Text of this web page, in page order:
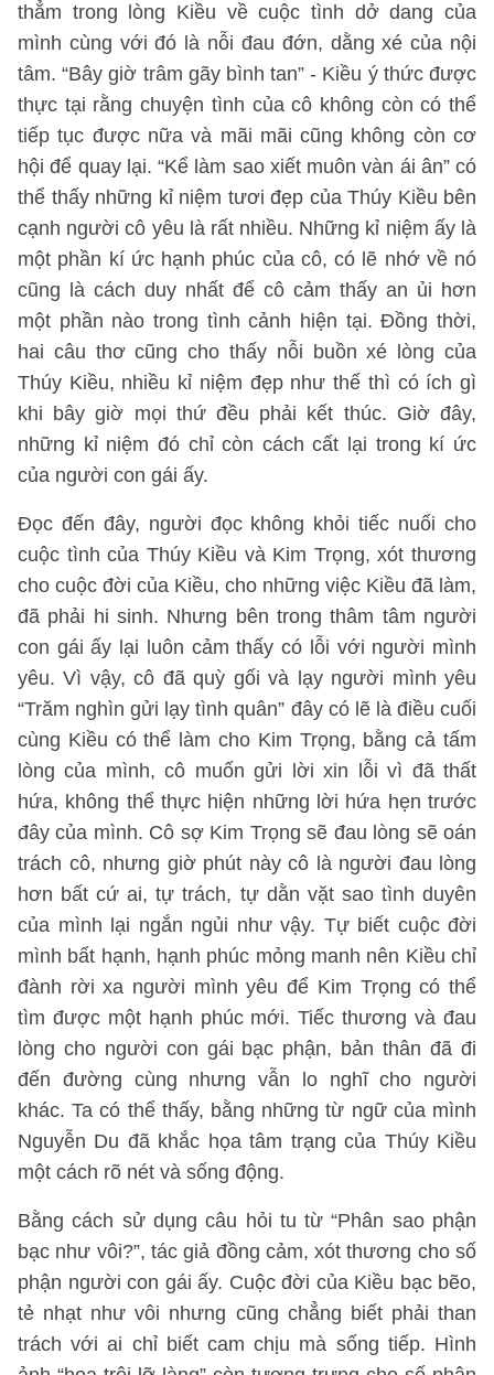
thẳm trong lòng Kiều về cuộc tình dở dang của
mình cùng với đó là nỗi đau đớn, dằng xé của nội
tâm. “Bây giờ trâm gãy bình tan” - Kiều ý thức được
thực tại rằng chuyện tình của cô không còn có thể
tiếp tục được nữa và mãi mãi cũng không còn cơ
hội để quay lại. “Kể làm sao xiết muôn vàn ái ân” có
thể thấy những kỉ niệm tươi đẹp của Thúy Kiều bên
cạnh người cô yêu là rất nhiều. Những kỉ niệm ấy là
một phần kí ức hạnh phúc của cô, có lẽ nhớ về nó
cũng là cách duy nhất để cô cảm thấy an ủi hơn
một phần nào trong tình cảnh hiện tại. Đồng thời,
hai câu thơ cũng cho thấy nỗi buồn xé lòng của
Thúy Kiều, nhiều kỉ niệm đẹp như thế thì có ích gì
khi bây giờ mọi thứ đều phải kết thúc. Giờ đây,
những kỉ niệm đó chỉ còn cách cất lại trong kí ức
của người con gái ấy.
Đọc đến đây, người đọc không khỏi tiếc nuối cho
cuộc tình của Thúy Kiều và Kim Trọng, xót thương
cho cuộc đời của Kiều, cho những việc Kiều đã làm,
đã phải hi sinh. Nhưng bên trong thâm tâm người
con gái ấy lại luôn cảm thấy có lỗi với người mình
yêu. Vì vậy, cô đã quỳ gối và lạy người mình yêu
“Trăm nghìn gửi lạy tình quân” đây có lẽ là điều cuối
cùng Kiều có thể làm cho Kim Trọng, bằng cả tấm
lòng của mình, cô muốn gửi lời xin lỗi vì đã thất
hứa, không thể thực hiện những lời hứa hẹn trước
đây của mình. Cô sợ Kim Trọng sẽ đau lòng sẽ oán
trách cô, nhưng giờ phút này cô là người đau lòng
hơn bất cứ ai, tự trách, tự dằn vặt sao tình duyên
của mình lại ngắn ngủi như vậy. Tự biết cuộc đời
mình bất hạnh, hạnh phúc mỏng manh nên Kiều chỉ
đành rời xa người mình yêu để Kim Trọng có thể
tìm được một hạnh phúc mới. Tiếc thương và đau
lòng cho người con gái bạc phận, bản thân đã đi
đến đường cùng nhưng vẫn lo nghĩ cho người
khác. Ta có thể thấy, bằng những từ ngữ của mình
Nguyễn Du đã khắc họa tâm trạng của Thúy Kiều
một cách rõ nét và sống động.
Bằng cách sử dụng câu hỏi tu từ “Phân sao phận
bạc như vôi?”, tác giả đồng cảm, xót thương cho số
phận người con gái ấy. Cuộc đời của Kiều bạc bẽo,
tẻ nhạt như vôi nhưng cũng chẳng biết phải than
trách với ai chỉ biết cam chịu mà sống tiếp. Hình